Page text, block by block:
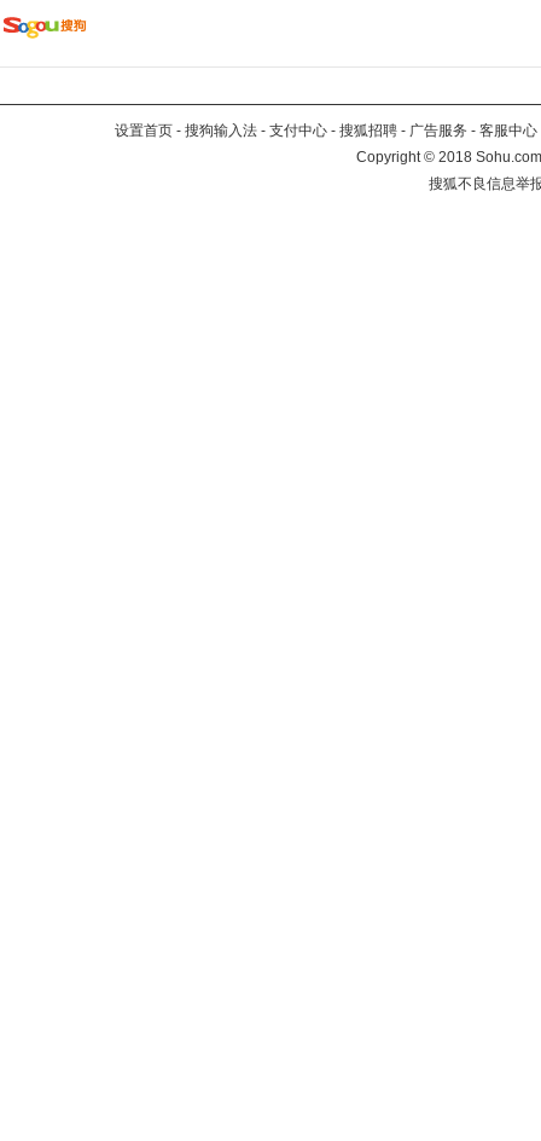
设置首页 - 搜狗输入法 - 支付中心 - 搜狐招聘 - 广告服务 - 客服中心
Copyright©2018
搜狐不良信息举